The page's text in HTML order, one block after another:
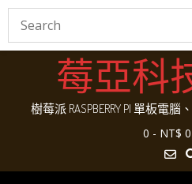
Skip
莓亞科
樹莓派 RASPBERRY PI 單板電
0 - NT$ 0